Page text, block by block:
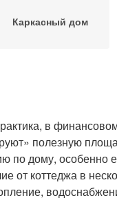
Каркасный дом
в
полезную
по дому, особенно
от коттеджа в